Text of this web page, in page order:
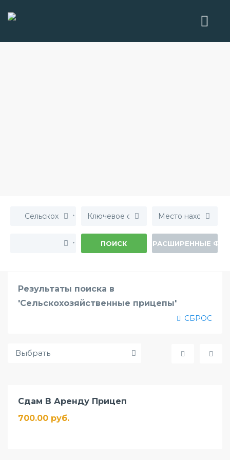
ПОИСК РАСШИРЕННЫЕ
Результаты поиска в
'Сельскохозяйственные прицепы'
СБРОС
Сдам В Аренду Прицеп
700.00 руб.